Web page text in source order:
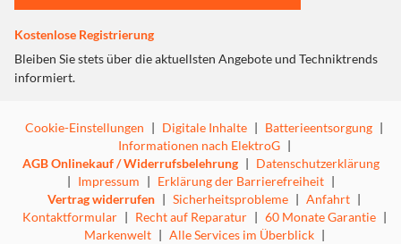
Kamera auf der Rückseite. Für die Herstellung dieses
Koffers wurden ca. 3 x 500ml-Flaschen aus der Umwelt
entnommen.
Kostenlose Registrierung
Bleiben Sie stets über die aktuellsten Angebote und Techniktrends
informiert.
Cookie-Einstellungen | Digitale Inhalte | Batterieentsorgung |
Informationen nach ElektroG |
AGB Onlinekauf / Widerrufsbelehrung | Datenschutzerklärung
| Impressum | Erklärung der Barrierefreiheit |
Vertrag widerrufen | Sicherheitsprobleme | Anfahrt |
Kontaktformular | Recht auf Reparatur | 60 Monate Garantie |
Markenwelt | Alle Services im Überblick |